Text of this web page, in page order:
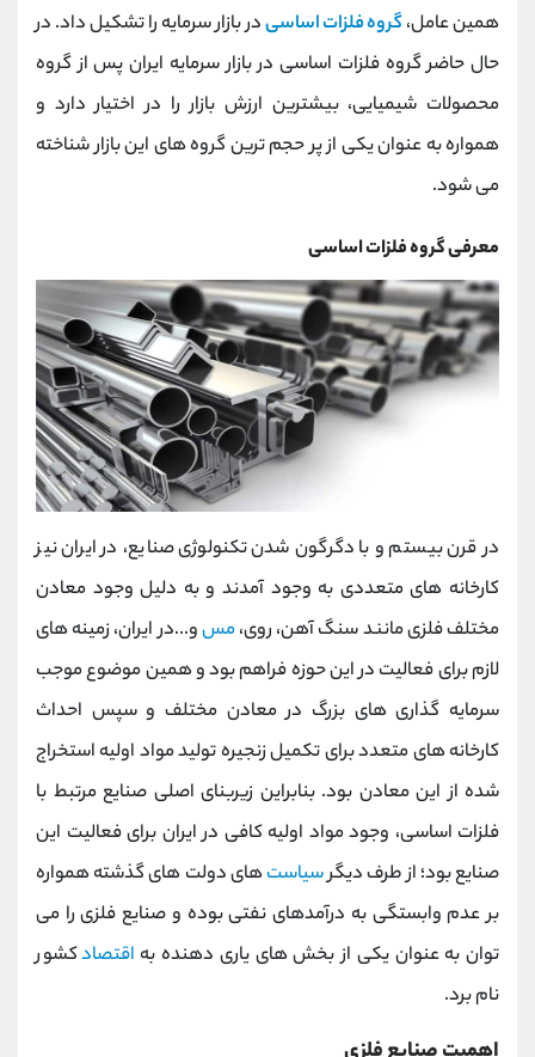
همین عامل،گروه فلزات اساسیدر بازار سرمایه را تشکیل داد. در
حال حاضر گروه فلزات اساسی در بازار سرمایه ایران پس از گروه
محصولات شیمیایی، بیشترین ارزش بازار را در اختیار دارد و
همواره به عنوان یکی از پر حجم ترین گروه های این بازار شناخته
می شود.
معرفی گروه فلزات اساسی
در قرن بیستم و با دگرگون شدن تکنولوژی صنایع، در ایران نیز
کارخانه های متعددی به وجود آمدند و به دلیل وجود معادن
مختلف فلزی مانند سنگ آهن، روی،مسو...در ایران، زمینه های
لازم برای فعالیت در این حوزه فراهم بود و همین موضوع موجب
سرمایه گذاری های بزرگ در معادن مختلف و سپس احداث
کارخانه های متعدد برای تکمیل زنجیره تولید مواد اولیه استخراج
شده از این معادن بود. بنابراین زیربنای اصلی صنایع مرتبط با
فلزات اساسی، وجود مواد اولیه کافی در ایران برای فعالیت این
صنایع بود؛ از طرف دیگرسیاستهای دولت های گذشته همواره
بر عدم وابستگی به درآمدهای نفتی بوده و صنایع فلزی را می
توان به عنوان یکی از بخش های یاری دهنده به اقتصادکشور
نام برد.